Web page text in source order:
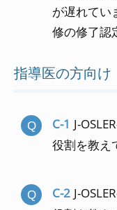
が遅れてい
修の修了認
指導医の方向け
C-1 J-
役割を教え
C-2 J-